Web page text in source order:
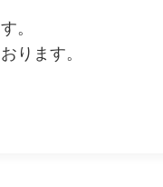
。
ります。